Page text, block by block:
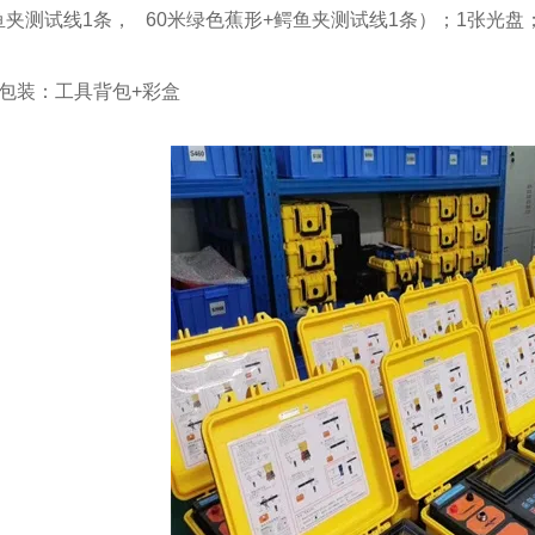
夹测试线1条， 60米绿色蕉形+鳄鱼夹测试线1条）；1张光盘
装：工具背包+彩盒